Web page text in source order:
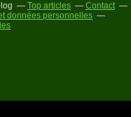
Top articles
Contact
données personnelles